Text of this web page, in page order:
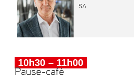
SA
10h30 – 11h00
Pause-café